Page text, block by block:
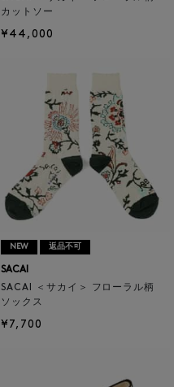
カットソー
¥44,000
NEW 返品不可
SACAI
SACAI ＜サカイ＞ フローラル柄
ソックス
¥7,700